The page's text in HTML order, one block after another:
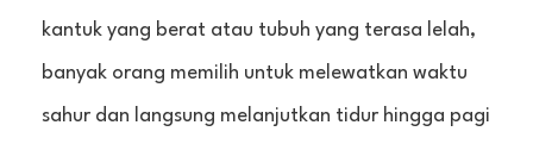
kantuk yang berat atau tubuh yang terasa lelah,
banyak orang memilih untuk melewatkan waktu
sahur dan langsung melanjutkan tidur hingga pagi